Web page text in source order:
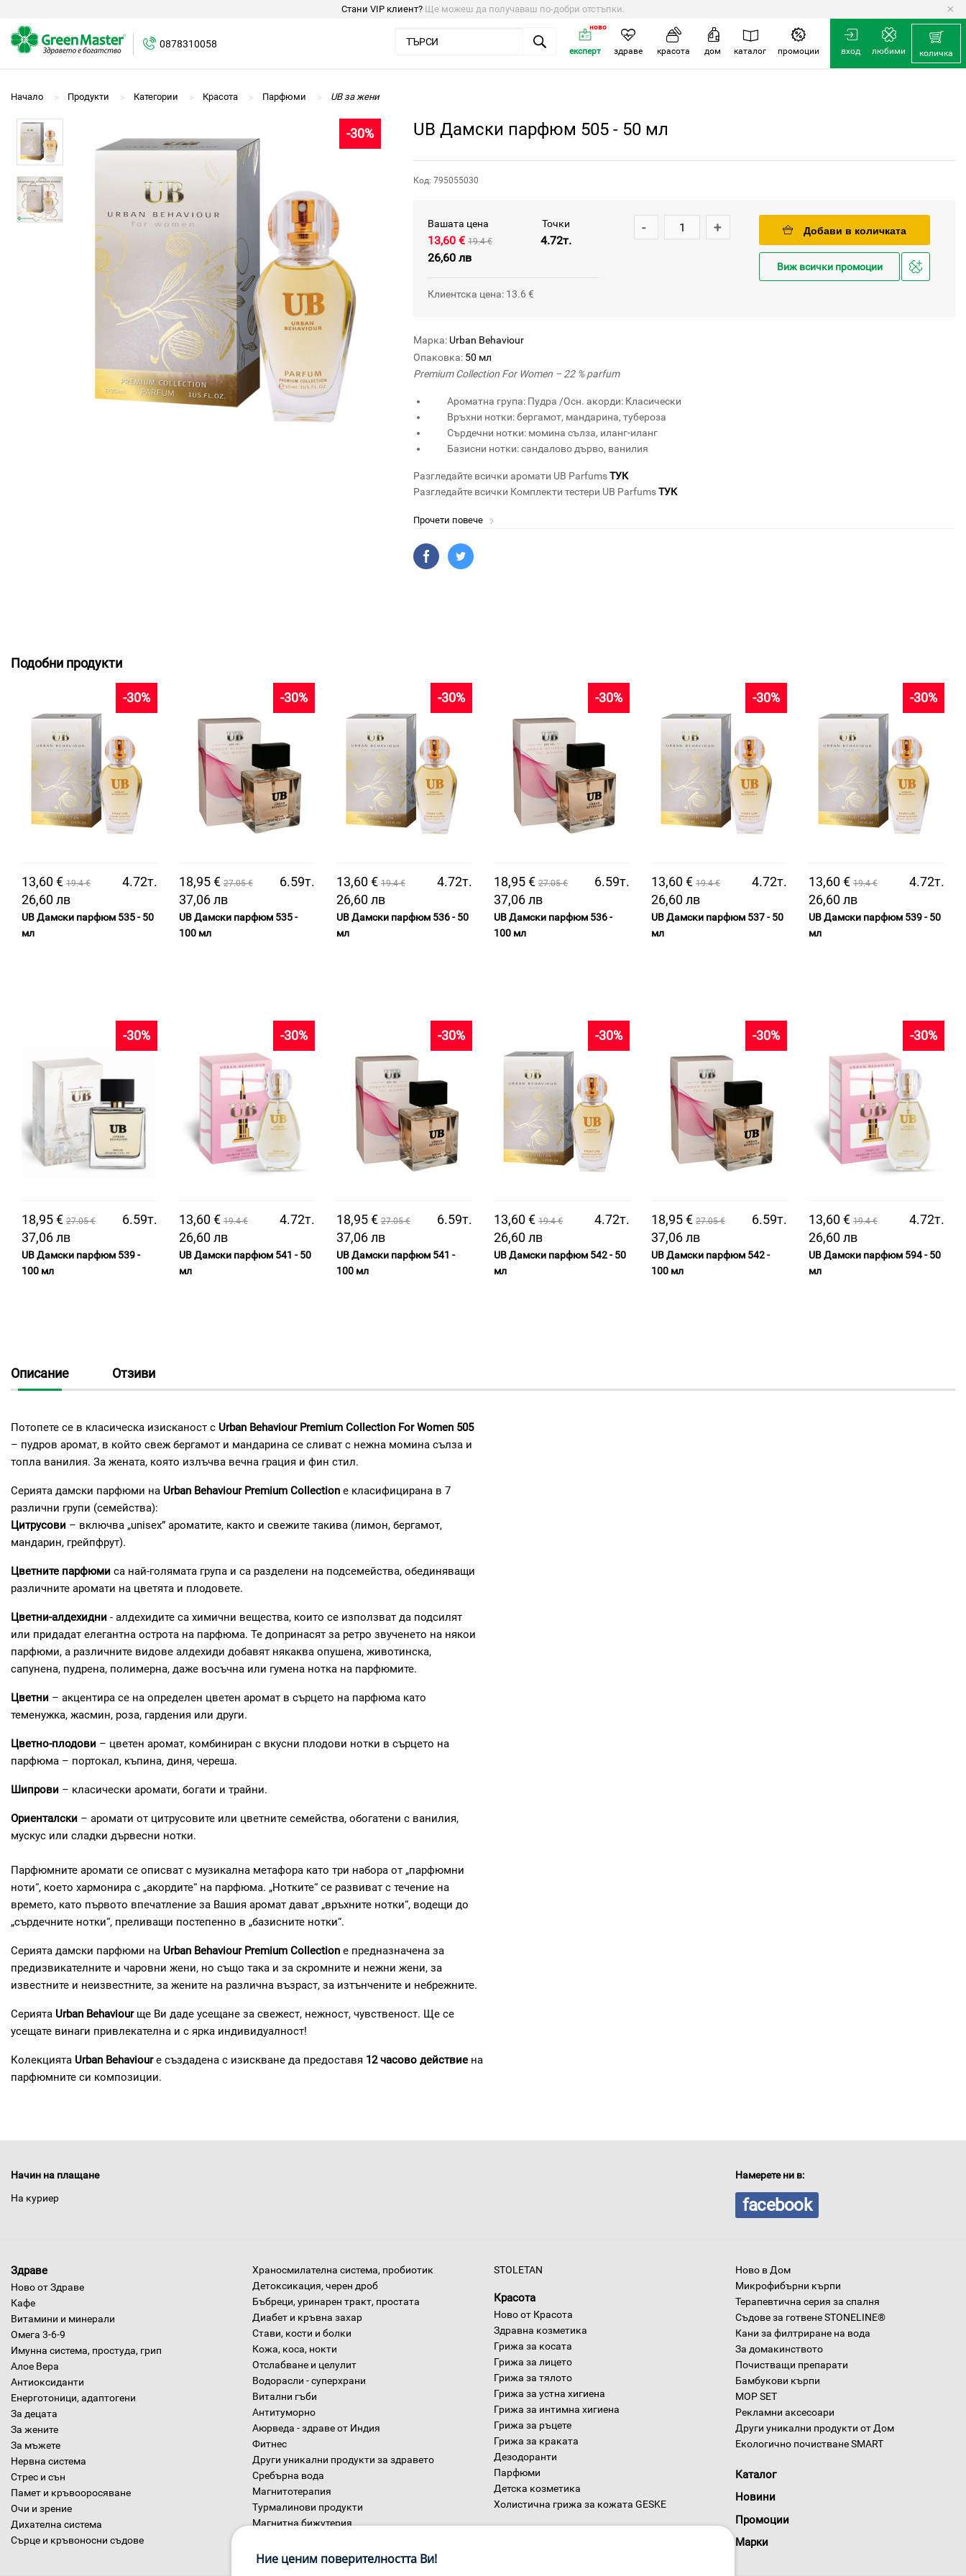
Стани VIP клиент? Ще можеш да получаваш по-добри отстъпки. ×
0878310058
вход любими количка
експерт
ново
здраве красота дом каталог промоции
Начало Продукти Категории Красота Парфюми UB за жени
-30% UB Дамски парфюм 505 - 50 мл
Код: 795055030
Вашата цена
13,60 € 19.4 €
26,60 лв
Точки
4.72т.
Клиентска цена: 13.6 €
- + Добави в количката
Виж всички промоции
Добави
Марка: Urban Behaviour
Опаковка: 50 мл
Premium Collection For Women – 22 % parfum
Ароматна група: Пудра /Осн. акорди: Класически
Връхни нотки: бергамот, мандарина, тубероза
Сърдечни нотки: момина сълза, иланг-иланг
Базисни нотки: сандалово дърво, ванилия
Разгледайте всички аромати UB ParfumsТУК
Разгледайте всички Комплекти тестери UB ParfumsТУК
Прочети повече
Подобни продукти
13,60 € 19.4 €
-30%
4.72т.
26,60 лв
UB Дамски парфюм 535 - 50
мл
18,95 € 27.05 €
-30%
6.59т.
37,06 лв
UB Дамски парфюм 535 -
100 мл
13,60 € 19.4 €
-30%
4.72т.
26,60 лв
UB Дамски парфюм 536 - 50
мл
18,95 € 27.05 €
-30%
6.59т.
37,06 лв
UB Дамски парфюм 536 -
100 мл
13,60 € 19.4 €
-30%
4.72т.
26,60 лв
UB Дамски парфюм 537 - 50
мл
13,60 € 19.4 €
-30%
4.72т.
26,60 лв
UB Дамски парфюм 539 - 50
мл
18,95 € 27.05 €
-30%
6.59т.
37,06 лв
UB Дамски парфюм 539 -
100 мл
13,60 € 19.4 €
-30%
4.72т.
26,60 лв
UB Дамски парфюм 541 - 50
мл
18,95 € 27.05 €
-30%
6.59т.
37,06 лв
UB Дамски парфюм 541 -
100 мл
13,60 € 19.4 €
-30%
4.72т.
26,60 лв
UB Дамски парфюм 542 - 50
мл
18,95 € 27.05 €
-30%
6.59т.
37,06 лв
UB Дамски парфюм 542 -
100 мл
13,60 € 19.4 €
-30%
4.72т.
26,60 лв
UB Дамски парфюм 594 - 50
мл
Описание Отзиви
Потопете се в класическа изисканост с Urban Behaviour Premium Collection For Women 505
– пудров аромат, в който свеж бергамот и мандарина се сливат с нежна момина сълза и
топла ванилия. За жената, която излъчва вечна грация и фин стил.
Серията дамски парфюми на Urban Behaviour Premium Collection е класифицирана в 7
различни групи (семейства):
Цитрусови – включва „unisex” ароматите, както и свежите такива (лимон, бергамот,
мандарин, грейпфрут).
Цветните парфюми са най-голямата група и са разделени на подсемейства, обединяващи
различните аромати на цветята и плодовете.
Цветни-алдехидни - алдехидите са химични вещества, които се използват да подсилят
или придадат елегантна острота на парфюма. Те допринасят за ретро звученето на някои
парфюми, а различните видове алдехиди добавят някаква опушена, животинска,
сапунена, пудрена, полимерна, даже восъчна или гумена нотка на парфюмите.
Цветни – акцентира се на определен цветен аромат в сърцето на парфюма като
теменужка, жасмин, роза, гардения или други.
Цветно-плодови – цветен аромат, комбиниран с вкусни плодови нотки в сърцето на
парфюма – портокал, къпина, диня, череша.
Шипрови – класически аромати, богати и трайни.
Ориенталски – аромати от цитрусовите или цветните семейства, обогатени с ванилия,
мускус или сладки дървесни нотки.
Парфюмните аромати се описват с музикална метафора като три набора от „парфюмни
ноти“, което хармонира с „акордите“ на парфюма. „Нотките“ се развиват с течение на
времето, като първото впечатление за Вашия аромат дават „връхните нотки“, водещи до
„сърдечните нотки“, преливащи постепенно в „базисните нотки“.
Серията дамски парфюми на Urban Behaviour Premium Collection е предназначена за
предизвикателните и чаровни жени, но също така и за скромните и нежни жени, за
известните и неизвестните, за жените на различна възраст, за изтънчените и небрежните.
Серията Urban Behaviourще Ви даде усещане за свежест, нежност, чувственост. Ще се
усещате винаги привлекателна и с ярка индивидуалност!
Колекцията Urban Behaviourе създадена с изискване да предоставя 12 часово действие на
парфюмните си композиции.
Начин на плащане
На куриер
Намерете ни в:
facebook
Здраве
Ново от Здраве
Кафе
Витамини и минерали
Омега 3-6-9
Имунна система, простуда, грип
Алое Вера
Антиоксиданти
Енерготоници, адаптогени
За децата
За жените
За мъжете
Нервна система
Стрес и сън
Памет и кръвооросяване
Очи и зрение
Дихателна система
Сърце и кръвоносни съдове
Храносмилателна система, пробиотик
Детоксикация, черен дроб
Бъбреци, уринарен тракт, простата
Диабет и кръвна захар
Стави, кости и болки
Кожа, коса, нокти
Отслабване и целулит
Водорасли - суперхрани
Витални гъби
Антитуморно
Аюрведа - здраве от Индия
Фитнес
Други уникални продукти за здравето
Сребърна вода
Магнитотерапия
Турмалинови продукти
Магнитна бижутерия
STOLETAN
Красота
Ново от Красота
Здравна козметика
Грижа за косата
Грижа за лицето
Грижа за тялото
Грижа за устна хигиена
Грижа за интимна хигиена
Грижа за ръцете
Грижа за краката
Дезодоранти
Парфюми
Детска козметика
Холистична грижа за кожата GESKE
Ново в Дом
Микрофибърни кърпи
Терапевтична серия за спалня
Съдове за готвене STONELINE®
Кани за филтриране на вода
За домакинството
Почистващи препарати
Бамбукови кърпи
MOP SET
Рекламни аксесоари
Други уникални продукти от Дом
Екологично почистване SMART
Каталог
Новини
Промоции
Марки
Ние ценим поверителността Ви!